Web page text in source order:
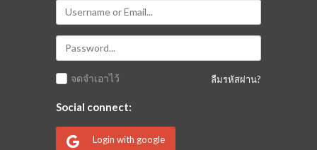
ลืมรหัสผ่าน?
จดจำเอาไว้
Social connect:
Login with google